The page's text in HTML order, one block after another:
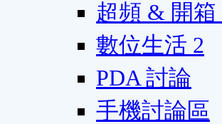
超頻 & 開箱
數位生活 2
PDA 討論
手機討論區